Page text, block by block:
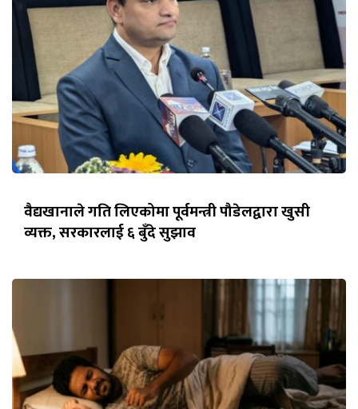
वैद्यखानाले गति लिएकोमा पूर्वमन्त्री पौडेलद्वारा खुसी
व्यक्त, सरकारलाई ६ बुँदे सुझाव